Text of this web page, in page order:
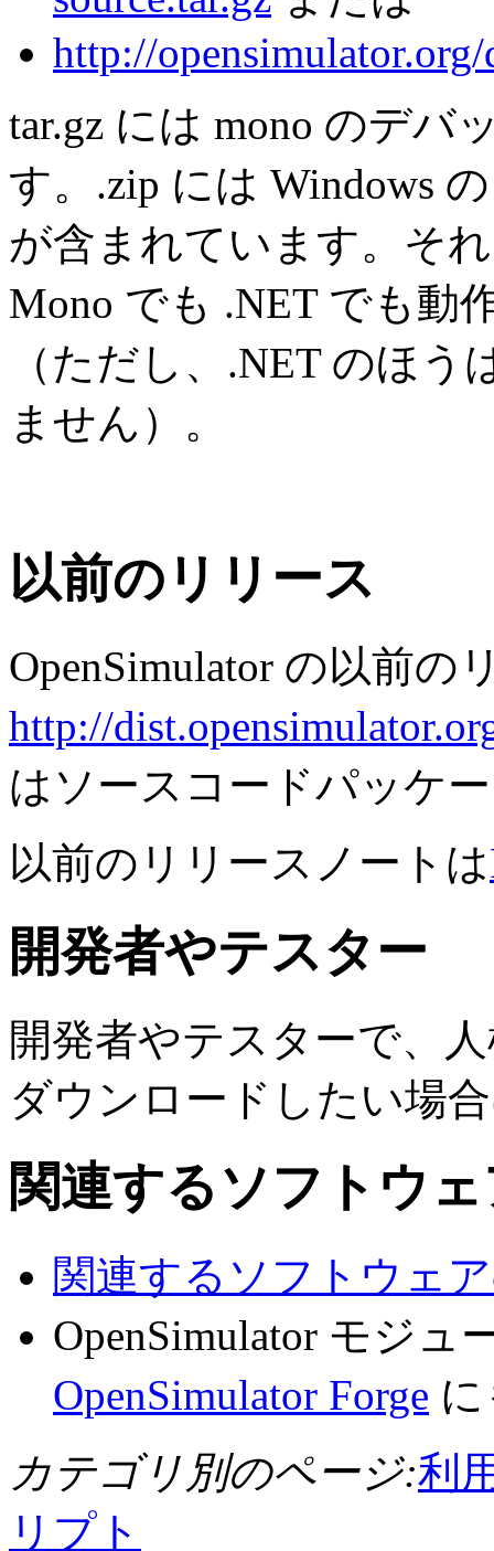
http://
tar.gz には mono のデバ
す。.zip には Windows
が含まれています。そ
Mono でも .NET でも動
（ただし、.NET のほ
ません）。
以前のリリース
OpenSimulator の以前の
http://
はソースコードパッケ
以前のリリースノートは
開発者やテスター
開発者やテスターで、
ダウンロードしたい場
関連するソフトウ
関連するソフトウェ
OpenSimulator モジ
OpenSimulator Forge
カテゴリ別のページ:利
リプト